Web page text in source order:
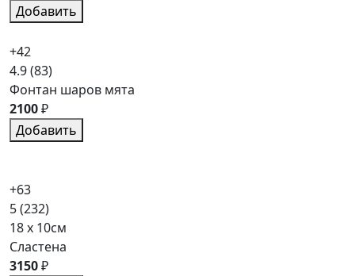
Добавить
+42
4.9(83)
Фонтан шаров мята
2100₽
Добавить
+63
5(232)
18 x 10см
Сластена
3150₽